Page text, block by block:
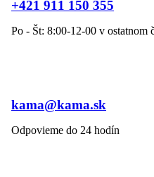
+421 911 150 355
Po - Št: 8:00-12-00 v ostatnom
kama@kama.sk
Odpovieme do 24 hodín